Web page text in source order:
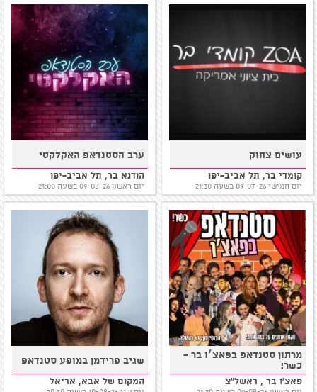
עושים צחוק
קומדי בר, תל אביב-יפו
יום חמישי 09-07-26 בשעה 21:30
ערב הסטנדאפ האקלקטי
הודנא בר, תל אביב-יפו
יום ראשון 09-08-26 בשעה 21:00
מרתון סטנדאפ בפאצ׳ו בר -
כשר!
פאצ'ו בר , ראשל"צ
שגיב פרידמן במופע סטנדאפ
המקום של אבא, אריאל